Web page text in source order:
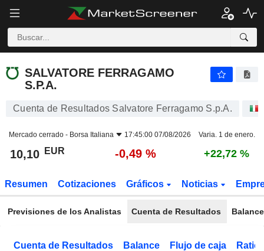
SALVATORE FERRAGAMO
S.P.A.
Cuenta de Resultados Salvatore Ferragamo S.p.A.
Mercado cerrado - Borsa Italiana 17:45:00 07/08/2026 Varia. 1 de enero.
10,10 EUR -0,49 % +22,72 %
Resumen Cotizaciones Gráficos Noticias
Previsiones de los Analistas Cuenta de Resultados Balance
Cuenta de Resultados Balance Flujo de caja